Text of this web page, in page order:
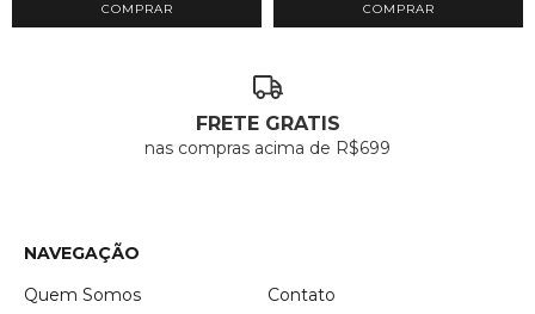
COMPRAR COMPRAR
FRETE GRATIS
nas compras acima de R$699
NAVEGAÇÃO
Quem Somos
Contato